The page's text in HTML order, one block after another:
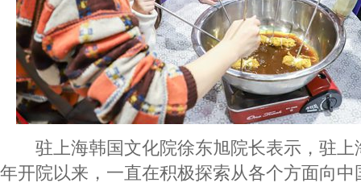
驻上海韩国文化院徐东旭院长表示，驻上
年开院以来，一直在积极探索从各个方面向